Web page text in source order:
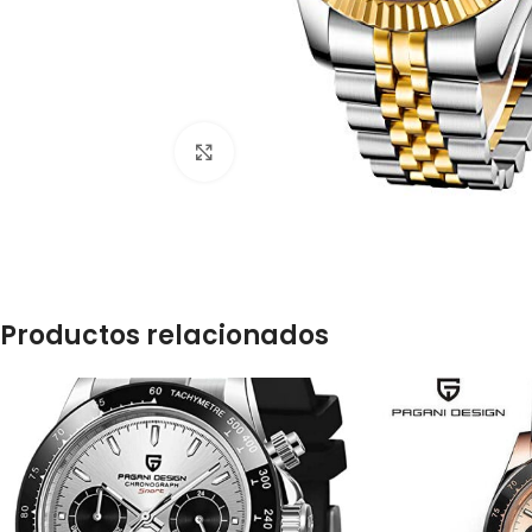
Productos relacionados